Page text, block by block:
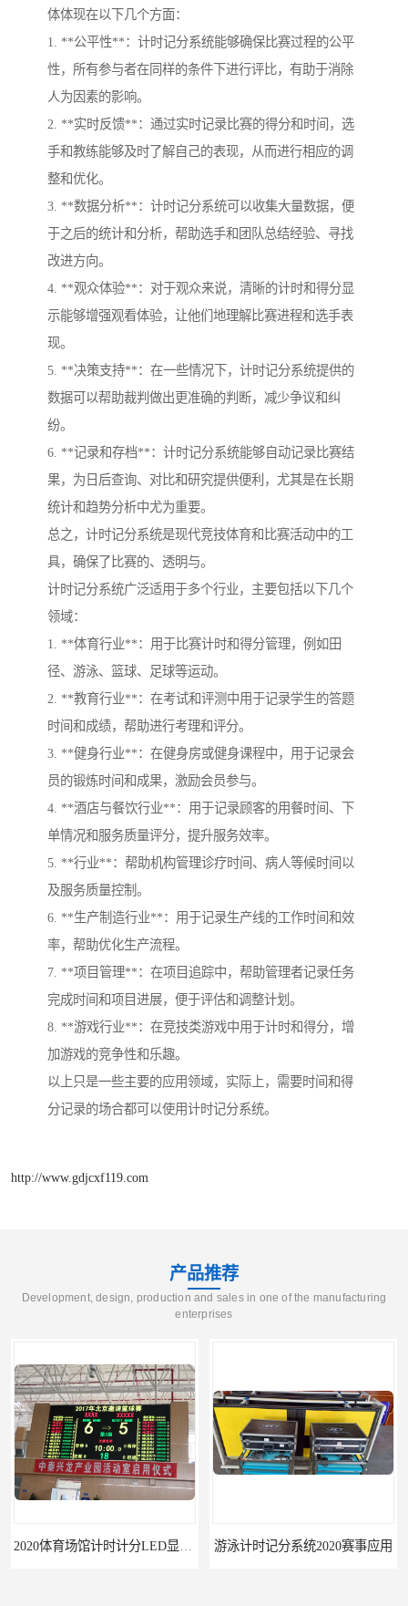
体体现在以下几个方面：
1. **公平性**：计时记分系统能够确保比赛过程的公平
性，所有参与者在同样的条件下进行评比，有助于消除
人为因素的影响。
2. **实时反馈**：通过实时记录比赛的得分和时间，选
手和教练能够及时了解自己的表现，从而进行相应的调
整和优化。
3. **数据分析**：计时记分系统可以收集大量数据，便
于之后的统计和分析，帮助选手和团队总结经验、寻找
改进方向。
4. **观众体验**：对于观众来说，清晰的计时和得分显
示能够增强观看体验，让他们地理解比赛进程和选手表
现。
5. **决策支持**：在一些情况下，计时记分系统提供的
数据可以帮助裁判做出更准确的判断，减少争议和纠
纷。
6. **记录和存档**：计时记分系统能够自动记录比赛结
果，为日后查询、对比和研究提供便利，尤其是在长期
统计和趋势分析中尤为重要。
总之，计时记分系统是现代竞技体育和比赛活动中的工
具，确保了比赛的、透明与。
计时记分系统广泛适用于多个行业，主要包括以下几个
领域：
1. **体育行业**：用于比赛计时和得分管理，例如田
径、游泳、篮球、足球等运动。
2. **教育行业**：在考试和评测中用于记录学生的答题
时间和成绩，帮助进行考理和评分。
3. **健身行业**：在健身房或健身课程中，用于记录会
员的锻炼时间和成果，激励会员参与。
4. **酒店与餐饮行业**：用于记录顾客的用餐时间、下
单情况和服务质量评分，提升服务效率。
5. **行业**：帮助机构管理诊疗时间、病人等候时间以
及服务质量控制。
6. **生产制造行业**：用于记录生产线的工作时间和效
率，帮助优化生产流程。
7. **项目管理**：在项目追踪中，帮助管理者记录任务
完成时间和项目进展，便于评估和调整计划。
8. **游戏行业**：在竞技类游戏中用于计时和得分，增
加游戏的竞争性和乐趣。
以上只是一些主要的应用领域，实际上，需要时间和得
分记录的场合都可以使用计时记分系统。
http://www.gdjcxf119.com
产品推荐
Development, design, production and sales in one of the manufacturing
enterprises
游泳计时记分系统2020赛事应用